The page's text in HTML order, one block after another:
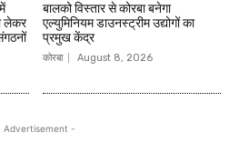
लेकर
बालको विस्तार से कोरबा बनेगा
एल्युमिनियम डाउनस्ट्रीम उद्योगों का
प्रमुख केंद्र
कोरबा August 8, 2026
Advertisement -